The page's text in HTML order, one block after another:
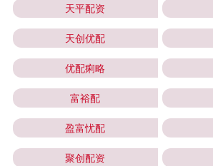
天平配资
天创优配
优配痢略
富裕配
盈富忧配
聚创配资